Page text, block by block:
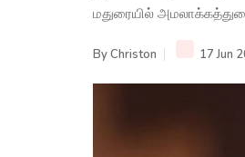
மதுரையில்
ByChriston 17 Jun